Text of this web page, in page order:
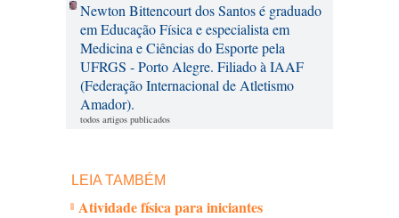
Newton Bittencourt dos Santos é graduado
em Educação Física e especialista em
Medicina e Ciências do Esporte pela
UFRGS - Porto Alegre. Filiado à IAAF
(Federação Internacional de Atletismo
Amador).
todos artigos publicados
LEIA TAMBÉM
Atividade física para iniciantes